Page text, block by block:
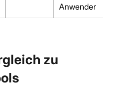
Anwender
zu